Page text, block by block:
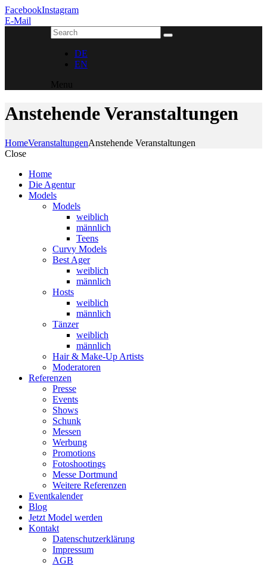
FacebookInstagram
E-Mail
DE
EN
Menu
Anstehende Veranstaltungen
HomeVeranstaltungenAnstehende Veranstaltungen
Close
Home
Die Agentur
Models
Models
weiblich
männlich
Teens
Curvy Models
Best Ager
weiblich
männlich
Hosts
weiblich
männlich
Tänzer
weiblich
männlich
Hair & Make-Up Artists
Moderatoren
Referenzen
Presse
Events
Shows
Schunk
Messen
Werbung
Promotions
Fotoshootings
Messe Dortmund
Weitere Referenzen
Eventkalender
Blog
Jetzt Model werden
Kontakt
Datenschutzerklärung
Impressum
AGB